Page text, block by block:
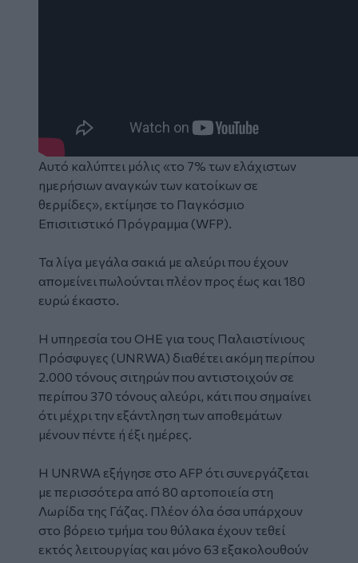
Αυτό καλύπτει μόλις «το 7% των ελάχιστων
ημερήσιων αναγκών των κατοίκων σε
θερμίδες», εκτίμησε το Παγκόσμιο
Επισιτιστικό Πρόγραμμα (WFP).
Τα λίγα μεγάλα σακιά με αλεύρι που έχουν
απομείνει πωλούνται πλέον προς έως και 180
ευρώ έκαστο.
Η υπηρεσία του ΟΗΕ για τους Παλαιστίνιους
Πρόσφυγες (UNRWA) διαθέτει ακόμη περίπου
2.000 τόνους σιτηρών που αντιστοιχούν σε
περίπου 370 τόνους αλεύρι, κάτι που σημαίνει
ότι μέχρι την εξάντληση των αποθεμάτων
μένουν πέντε ή έξι ημέρες.
Η UNRWA εξήγησε στο AFP ότι συνεργάζεται
με περισσότερα από 80 αρτοποιεία στη
Λωρίδα της Γάζας. Πλέον όλα όσα υπάρχουν
στο βόρειο τμήμα του θύλακα έχουν τεθεί
εκτός λειτουργίας και μόνο 63 εξακολουθούν